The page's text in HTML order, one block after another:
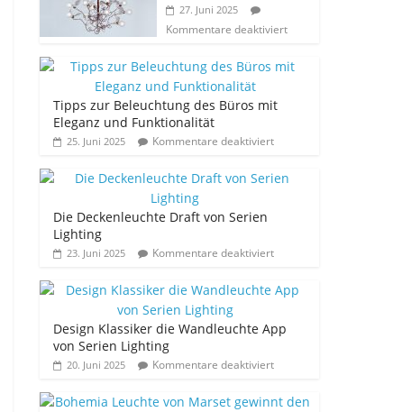
27. Juni 2025
Kommentare deaktiviert
Tipps zur Beleuchtung des Büros mit
Eleganz und Funktionalität
25. Juni 2025 Kommentare deaktiviert
Die Deckenleuchte Draft von Serien
Lighting
23. Juni 2025 Kommentare deaktiviert
Design Klassiker die Wandleuchte App
von Serien Lighting
20. Juni 2025 Kommentare deaktiviert